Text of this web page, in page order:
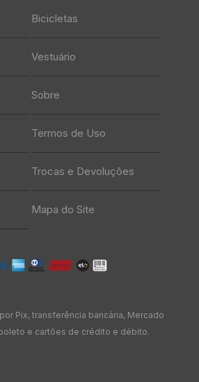
Bicicletas
Vestuário
Sobre
Termos de Uso
Trocas e Devoluções
Mapa do Site
Pix, transferência bancária, Mercado
e cartões de crédito e débito.